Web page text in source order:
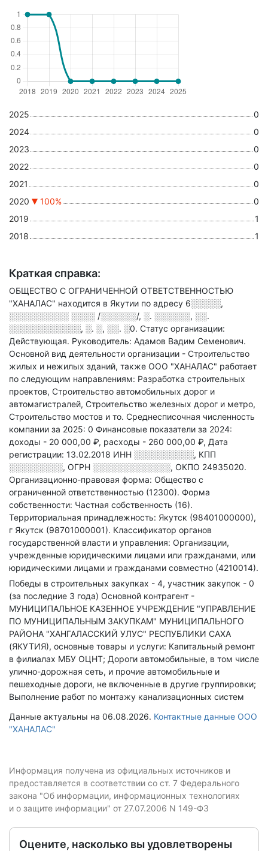
2025
0
2024
0
2023
0
2022
0
2021
0
2020
100%
0
2019
1
2018
1
Краткая справка:
ОБЩЕСТВО С ОГРАНИЧЕННОЙ ОТВЕТСТВЕННОСТЬЮ
"ХАНАЛАС" находится в Якутии по адресу 6░░░░░,
░░░░░░░░░░ ░░░░ /░░░░░░/, ░. ░░░░░░, ░░.
░░░░░░░░░░░░, ░. ░, ░░. ░0. Статус организации:
Действующая. Руководитель: Адамов Вадим Семенович.
Основной вид деятельности организации - Строительство
жилых и нежилых зданий, также ООО "ХАНАЛАС" работает
по следующим направлениям: Разработка строительных
проектов, Строительство автомобильных дорог и
автомагистралей, Строительство железных дорог и метро,
Строительство мостов и то. Среднесписочная численность
компании за 2025: 0 Финансовые показатели за 2024:
доходы - 20 000,00 ₽, расходы - 260 000,00 ₽, Дата
регистрации: 13.02.2018 ИНН ░░░░░░░░░░, КПП
░░░░░░░░░, ОГРН ░░░░░░░░░░░░░, ОКПО 24935020.
Организационно-правовая форма: Общество с
ограниченной ответственностью (12300). Форма
собственности: Частная собственность (16).
Территориальная принадлежность: Якутск (98401000000),
г Якутск (98701000001). Классификатор органов
государственной власти и управления: Организации,
учрежденные юридическими лицами или гражданами, или
юридическими лицами и гражданами совместно (4210014).
Победы в строительных закупках - 4, участник закупок - 0
(за последние 3 года) Основной контрагент -
МУНИЦИПАЛЬНОЕ КАЗЕННОЕ УЧРЕЖДЕНИЕ "УПРАВЛЕНИЕ
ПО МУНИЦИПАЛЬНЫМ ЗАКУПКАМ" МУНИЦИПАЛЬНОГО
РАЙОНА "ХАНГАЛАССКИЙ УЛУС" РЕСПУБЛИКИ САХА
(ЯКУТИЯ), основные товары и услуги: Капитальный ремонт
в филиалах МБУ ОЦНТ; Дороги автомобильные, в том числе
улично-дорожная сеть, и прочие автомобильные и
пешеходные дороги, не включенные в другие группировки;
Выполнение работ по монтажу канализационных систем
Данные актуальны на 06.08.2026. Контактные данные ООО
"ХАНАЛАС"
Информация получена из официальных источников и
предоставляется в соответствии со ст. 7 Федерального
закона "Об информации, информационных технологиях
и о защите информации" от 27.07.2006 N 149-ФЗ
Оцените, насколько вы удовлетворены